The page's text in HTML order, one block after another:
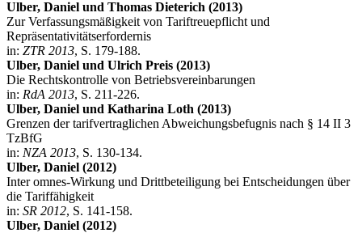
Ulber, Daniel und Thomas Dieterich (2013)
Zur Verfassungsmäßigkeit von Tariftreuepflicht und
Repräsentativitätserfordernis
in: ZTR 2013, S. 179-188.
Ulber, Daniel und Ulrich Preis (2013)
Die Rechtskontrolle von Betriebsvereinbarungen
in: RdA 2013, S. 211-226.
Ulber, Daniel und Katharina Loth (2013)
Grenzen der tarifvertraglichen Abweichungsbefugnis nach § 14 II 3
TzBfG
in: NZA 2013, S. 130-134.
Ulber, Daniel (2012)
Inter omnes-Wirkung und Drittbeteiligung bei Entscheidungen über
die Tariffähigkeit
in: SR 2012, S. 141-158.
Ulber, Daniel (2012)